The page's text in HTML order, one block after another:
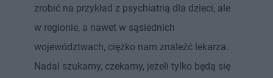
zrobić na przykład z psychiatrią dla dzieci, ale
w regionie, a nawet w sąsiednich
województwach, ciężko nam znaleźć lekarza.
Nadal szukamy, czekamy, jeżeli tylko będą się